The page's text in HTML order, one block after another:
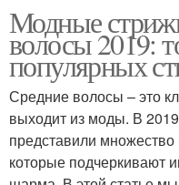
Модные
волосы 2019:
популярных
Средние волосы – это
выходит из моды. В
представили
которые подчеркивают